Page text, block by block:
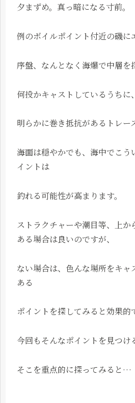
夕まずめ。真っ暗になる寸前。
例のボイルポイント付近の磯に
序盤、なんとなく海爆で中層を
何投かキャストしているうちに、
明らかに巻き抵抗があるトレー
海面は穏やかでも、海中でこう
イントは
釣れる可能性が高まります。
ストラクチャーや潮目等、上か
ある場合は良いのですが、
ない場合は、色んな場所をキャ
ある
ポイントを探してみると効果的
今回もそんなポイントを見つけ
そこを重点的に探ってみると…